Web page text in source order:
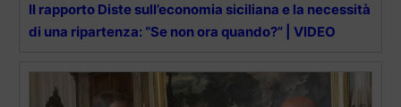
Il rapporto Diste sull’economia siciliana e la necessità
di una ripartenza: “Se non ora quando?” | VIDEO